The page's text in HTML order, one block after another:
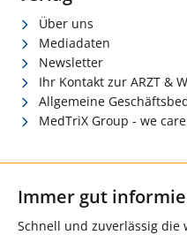
Über uns
Mediadaten
Newsletter
Ihr Kontakt zur ARZT &
Allgemeine
MedTriX Group - we
Immer gut
Schnell und zuverlässig